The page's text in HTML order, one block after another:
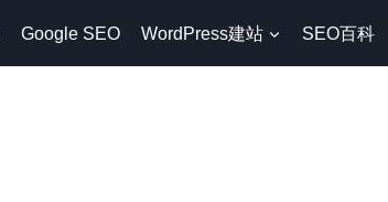
Google SEO WordPress建站 SEO百科